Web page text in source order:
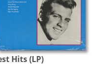
Hits (LP)